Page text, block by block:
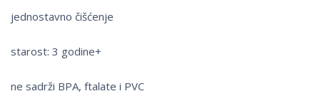
jednostavno čišćenje
starost: 3 godine+
ne sadrži BPA, ftalate i PVC